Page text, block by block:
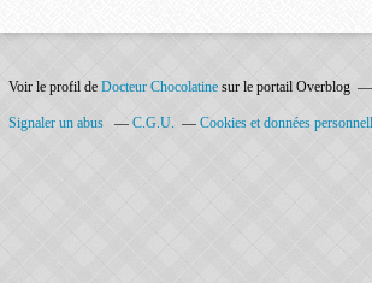
Voir le profil de Docteur Chocolatine sur le portail Overblog
Signaler un abus C.G.U. Cookies et données